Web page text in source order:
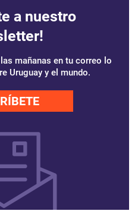
a nuestro
mañanas en tu correo lo
Uruguay y el mundo.